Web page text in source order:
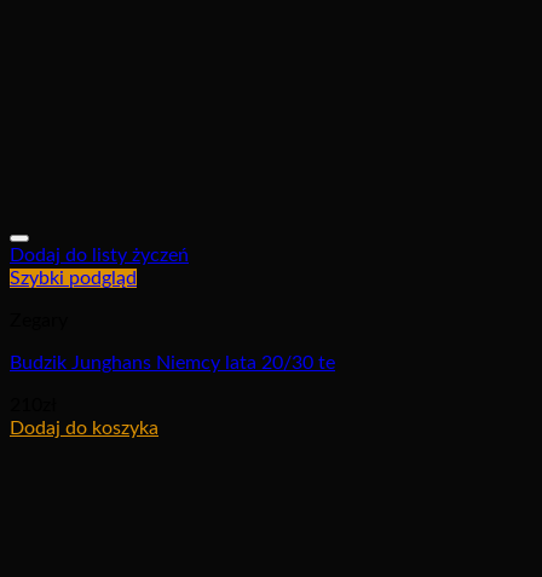
Dodaj do listy życzeń
Szybki podgląd
Budzik Junghans Niemcy lata 20/30 te
Dodaj do koszyka